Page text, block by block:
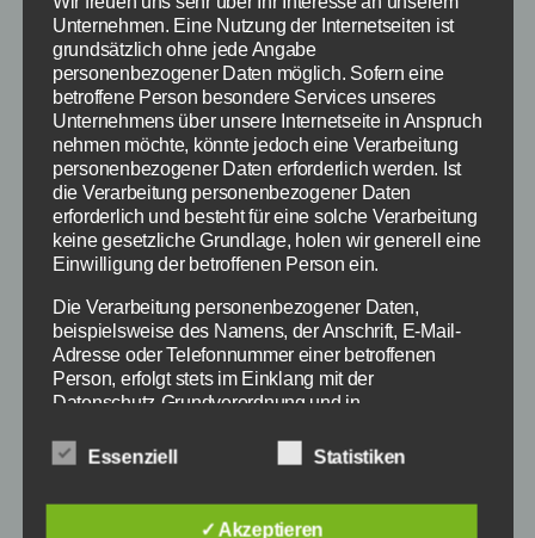
Asterix im Land der Götter: Trailer zum neuen
Kinofilm - Bildquelle: Walt Disney
Am 26. Februar 2015 kommt der
die Kinos. Asterix, Obelix und Co werden dann
Unternehmen. Eine Nutzung der Internetseiten ist
grundsätzlich ohne jede Angabe
personenbezogener Daten möglich. Sofern eine
betroffene Person besondere Services unseres
Unternehmens über unsere Internetseite in Anspruch
nehmen möchte, könnte jedoch eine Verarbeitung
personenbezogener Daten erforderlich werden. Ist
die Verarbeitung personenbezogener Daten
erforderlich und besteht für eine solche Verarbeitung
keine gesetzliche Grundlage, holen wir generell eine
Einwilligung der betroffenen Person ein.
Die Verarbeitung personenbezogener Daten,
beispielsweise des Namens, der Anschrift, E-Mail-
Adresse oder Telefonnummer einer betroffenen
Person, erfolgt stets im Einklang mit der
Datenschutz-Grundverordnung und in
landesspezifischen Datenschutzbestimmungen.
Zweck der von uns erhobenen, genutzten und
Essenziell Statistiken
✓ Akzeptieren